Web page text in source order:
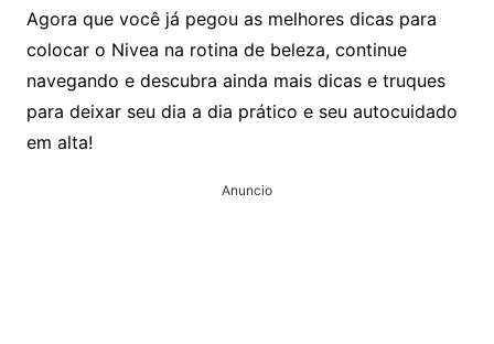
Agora que você já pegou as melhores dicas para
colocar o Nivea na rotina de beleza, continue
navegando e descubra ainda mais dicas e truques
para deixar seu dia a dia prático e seu autocuidado
em alta!
Anuncio